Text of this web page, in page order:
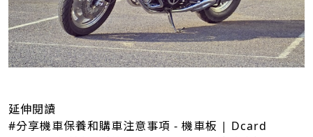
延伸閱讀
#分享機車保養和購車注意事項 - 機車板 | Dcard